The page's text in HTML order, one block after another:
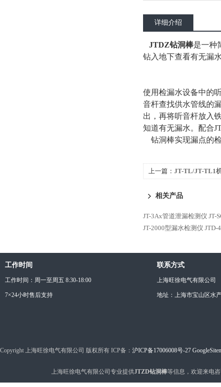
详细介绍
JTDZ钻洞棒是一种
钻入地下查看有无漏
使用检漏水设备中的
音杆查找供水管线的
出，再将听音杆放入
知道有无漏水。配合
钻洞棒实现漏点的
上一篇： JT-TL/JT-TL1
相关产品
JT-3Ax管道泄漏检测仪 JT-
JT-2000型漏水检测仪 JTD-
工作时间
工作时间：周一至周五 8:30-18:00
7×24小时售后支持
联系方式
上海旺徐电气有限公司
地址：上海市宝山区水
Copyright 上海旺徐电气有限公司 版权所有 ICP备： 沪ICP备17006008号-27
上海旺徐电气有限公司专业提供JTZD钻洞棒等信息，欢迎来电